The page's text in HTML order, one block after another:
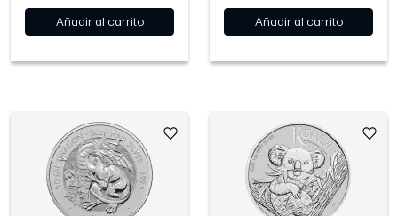
Añadir al carrito
Añadir al carrito